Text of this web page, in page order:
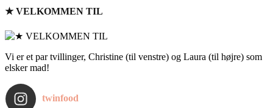
★ VELKOMMEN TIL
Vi er et par tvillinger, Christine (til venstre) og Laura (til højre) som
elsker mad!
twinfood